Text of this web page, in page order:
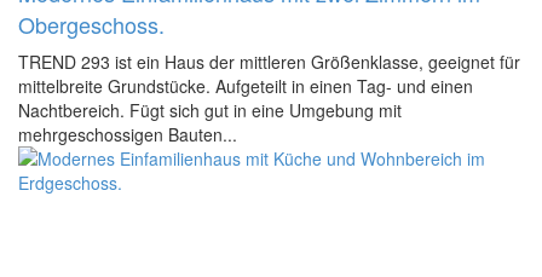
Obergeschoss.
TREND 293 ist ein Haus der mittleren Größenklasse, geeignet für
mittelbreite Grundstücke. Aufgeteilt in einen Tag- und einen
Nachtbereich. Fügt sich gut in eine Umgebung mit
mehrgeschossigen Bauten...